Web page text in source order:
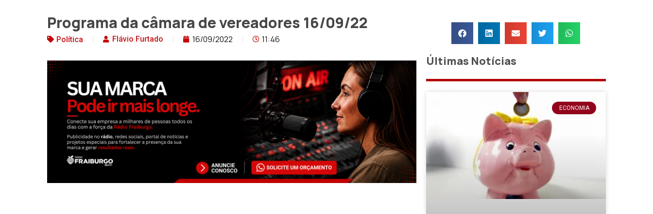
Programa da câmara de vereadores 16/09/22
Política Flávio Furtado 16/09/2022 11:46
Últimas Notícias
ECONOMIA